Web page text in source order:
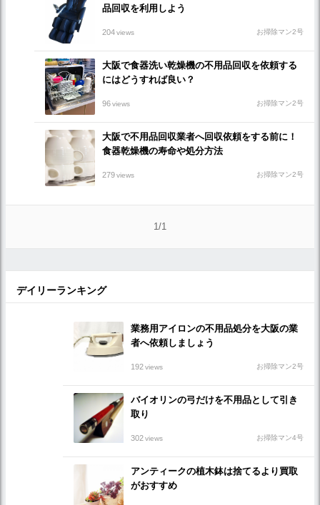
品回収を利用しよう
204views お掃除マン2号
大阪で食器洗い乾燥機の不用品回収を依頼する
にはどうすれば良い？
96views お掃除マン2号
大阪で不用品回収業者へ回収依頼をする前に！
食器乾燥機の寿命や処分方法
279views お掃除マン2号
1/1
デイリーランキング
業務用アイロンの不用品処分を大阪の業
者へ依頼しましょう
192views お掃除マン2号
バイオリンの弓だけを不用品として引き
取り
302views お掃除マン4号
アンティークの植木鉢は捨てるより買取
がおすすめ